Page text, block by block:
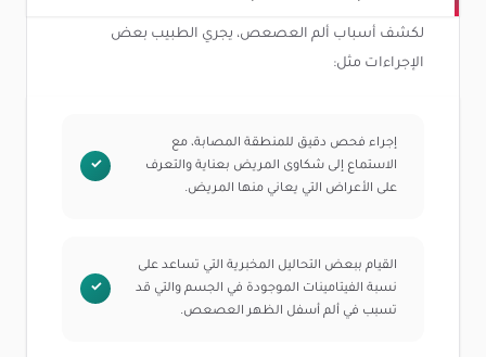
لكشف أسباب ألم العصعص، يجري الطبيب بعض
الإجراءات مثل:
إجراء فحص دقيق للمنطقة المصابة، مع
الاستماع إلى شكاوى المريض بعناية والتعرف
على الأعراض التي يعاني منها المريض.
القيام ببعض التحاليل المخبرية التي تساعد على
نسبة الفيتامينات الموجودة في الجسم والتي قد
تسبب في ألم أسفل الظهر العصعص.